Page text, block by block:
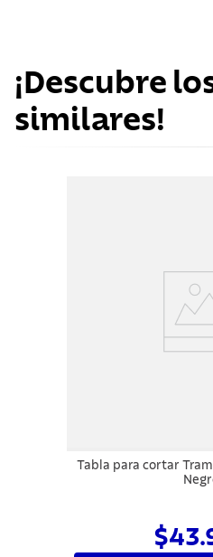
¡Descubre
similares!
Tabla para cortar